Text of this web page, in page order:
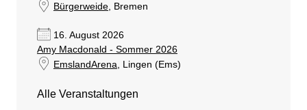
Bürgerweide, Bremen
16. August 2026
Amy Macdonald - Sommer 2026
EmslandArena , Lingen (Ems)
Alle Veranstaltungen